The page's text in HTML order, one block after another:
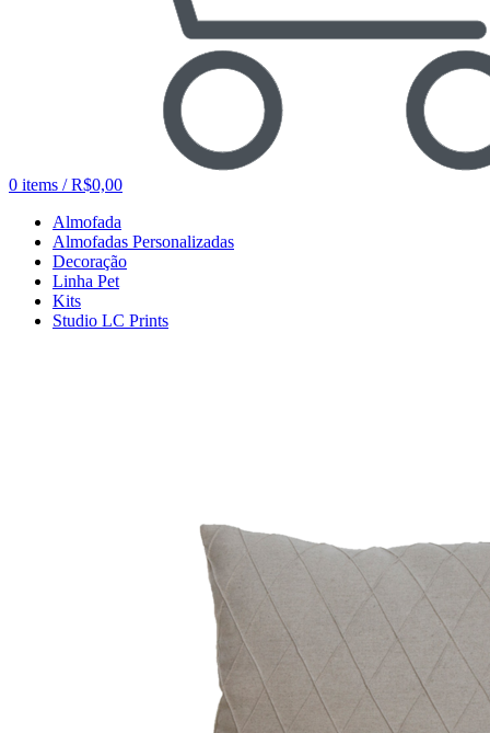
0 items / R$0,00
Almofada
Almofadas Personalizadas
Decoração
Linha Pet
Kits
Studio LC Prints